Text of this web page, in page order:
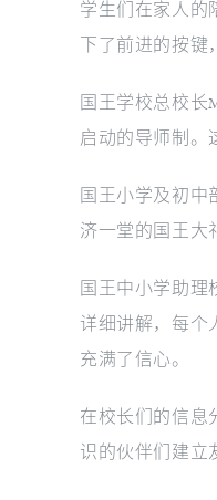
学生们在家人的
下了前进的按键
国王学校总校长
启动的导师制。
国王小学及初中
济一堂的国王大
国王中小学助理
详细讲解，每个
充满了信心。
在校长们的信息
识的伙伴们建立